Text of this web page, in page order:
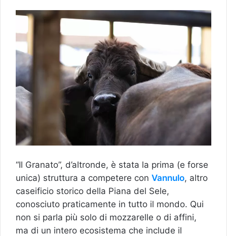
“Il Granato”, d’altronde, è stata la prima (e forse
unica) struttura a competere con Vannulo, altro
caseificio storico della Piana del Sele,
conosciuto praticamente in tutto il mondo. Qui
non si parla più solo di mozzarelle o di affini,
ma di un intero ecosistema che include il